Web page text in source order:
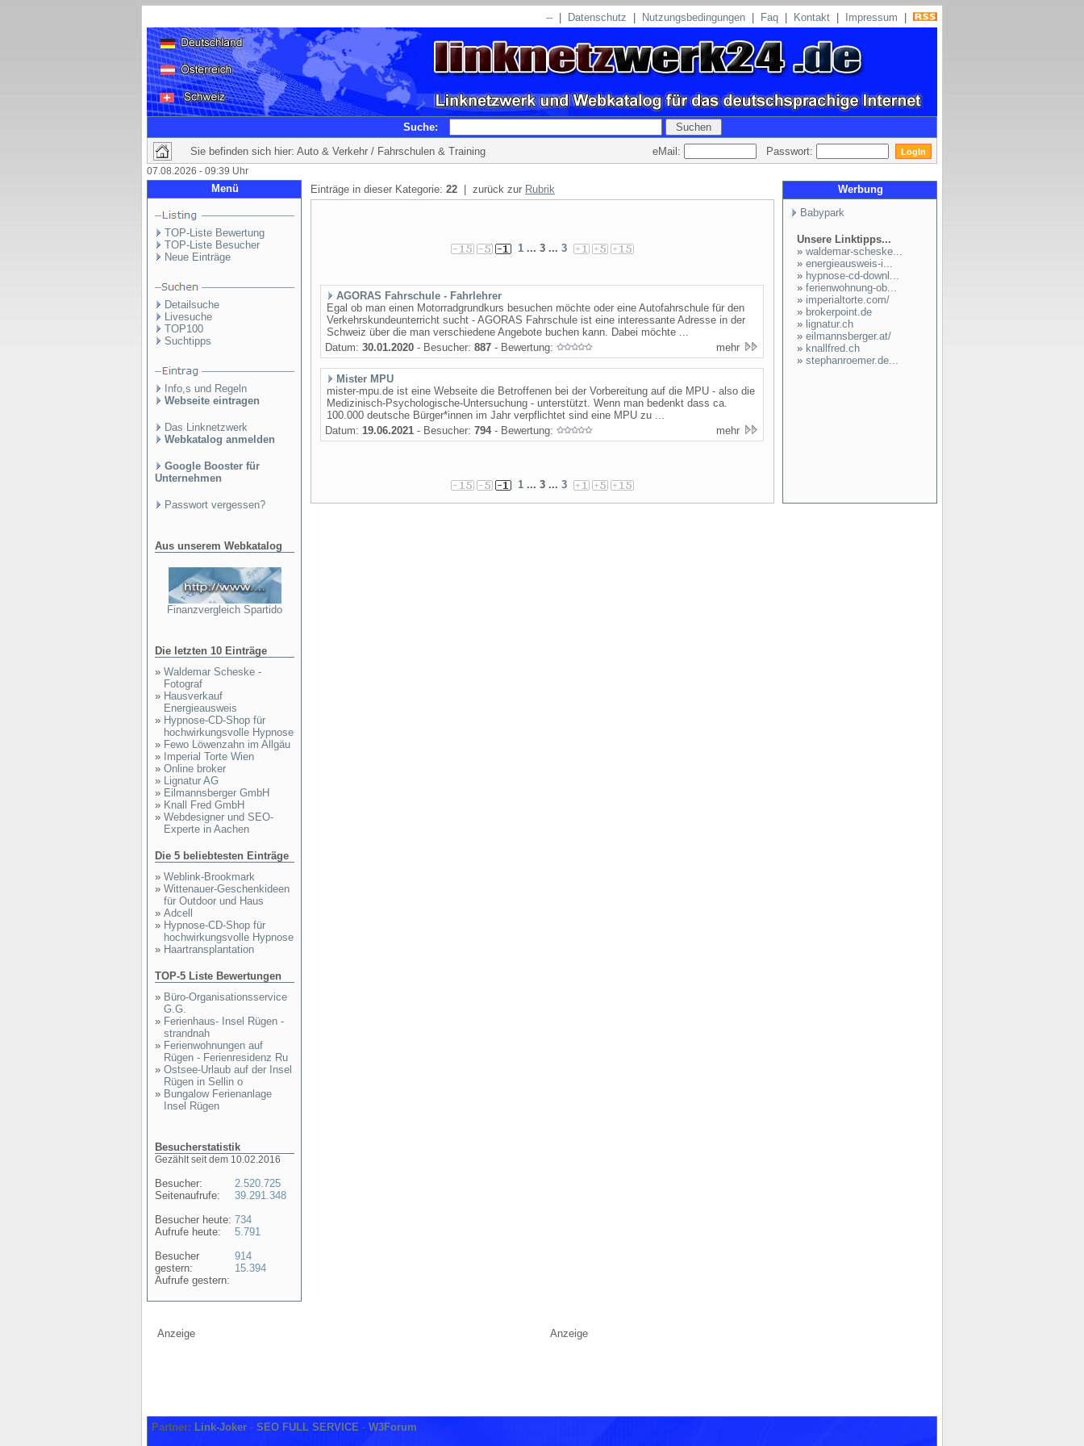
-- Datenschutz Nutzungsbedingungen Faq Kontakt Impressum
Suche:
Sie befinden sich hier: Auto & Verkehr / Fahrschulen & Training
eMail: Passwort:
07.08.2026 - 09:39 Uhr
Menü
TOP-Liste Bewertung
TOP-Liste Besucher
Neue Einträge
Detailsuche
Livesuche
TOP100
Suchtipps
Info,s und Regeln
Webseite eintragen
Das Linknetzwerk
Webkatalog anmelden
Google Booster für
Unternehmen
Passwort vergessen?
Aus unserem Webkatalog
Finanzvergleich Spartido
Die letzten 10 Einträge
» Waldemar Scheske -
Fotograf
» Hausverkauf
Energieausweis
» Hypnose-CD-Shop für
hochwirkungsvolle Hypnose
» Fewo Löwenzahn im Allgäu
» Imperial Torte Wien
» Online broker
» Lignatur AG
» Eilmannsberger GmbH
» Knall Fred GmbH
» Webdesigner und SEO-
Experte in Aachen
Die 5 beliebtesten Einträge
» Weblink-Brookmark
» Wittenauer-Geschenkideen
für Outdoor und Haus
» Adcell
» Hypnose-CD-Shop für
hochwirkungsvolle Hypnose
» Haartransplantation
TOP-5 Liste Bewertungen
» Büro-Organisationsservice
G.G.
» Ferienhaus- Insel Rügen -
strandnah
» Ferienwohnungen auf
Rügen - Ferienresidenz Ru
» Ostsee-Urlaub auf der Insel
Rügen in Sellin o
» Bungalow Ferienanlage
Insel Rügen
Besucherstatistik
Gezählt seit dem 10.02.2016
Besucher:
Seitenaufrufe:
Besucher heute:
Aufrufe heute:
Besucher
gestern:
Aufrufe gestern:
2.520.725
39.291.348
734
5.791
914
15.394
Einträge in dieser Kategorie: 22 | zurück zur Rubrik
1... 3 ... 3
AGORAS Fahrschule - Fahrlehrer
Egal ob man einen Motorradgrundkurs besuchen möchte oder eine Autofahrschule für den
Verkehrskundeunterricht sucht - AGORAS Fahrschule ist eine interessante Adresse in der
Schweiz über die man verschiedene Angebote buchen kann. Dabei möchte ...
Datum: 30.01.2020 - Besucher: 887 - Bewertung: mehr
Mister MPU
mister-mpu.de ist eine Webseite die Betroffenen bei der Vorbereitung auf die MPU - also die
Medizinisch-Psychologische-Untersuchung - unterstützt. Wenn man bedenkt dass ca.
100.000 deutsche Bürger*innen im Jahr verpflichtet sind eine MPU zu ...
Datum: 19.06.2021 - Besucher: 794- Bewertung: mehr
1... 3 ... 3
Werbung
Babypark
Unsere Linktipps...
» waldemar-scheske...
» energieausweis-i...
» hypnose-cd-downl...
» ferienwohnung-ob...
» imperialtorte.com/
» brokerpoint.de
» lignatur.ch
» eilmannsberger.at/
» knallfred.ch
» stephanroemer.de...
Anzeige Anzeige
Partner: Link-Joker - SEO FULL SERVICE - W3Forum